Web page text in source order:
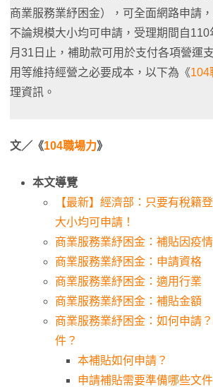
商業服務業紓困金），可全面網路申請
不論規模大小均可申請，受理期間自
月31日止，補助款可用於支付各項營運
用等維持經營之必要成本，以下為《104
理資訊。
文／《104職場力》
本文導覽
【最新】經濟部：只要有稅籍
大小均可申請！
商業服務業紓困金：補貼因疫
商業服務業紓困金：申請資格
商業服務業紓困金：適用行業
商業服務業紓困金：補貼金額
商業服務業紓困金：如何申請
件？
本補貼如何申請？
申請補貼需要準備哪些文件